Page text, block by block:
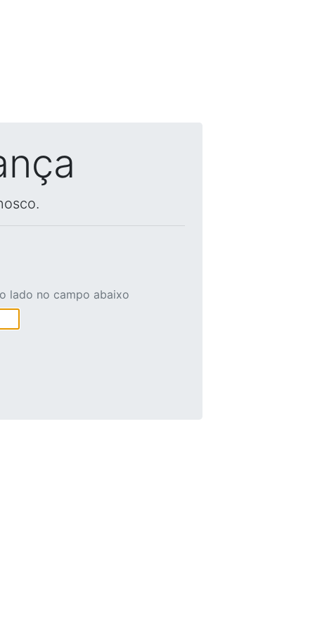
lado no campo abaixo